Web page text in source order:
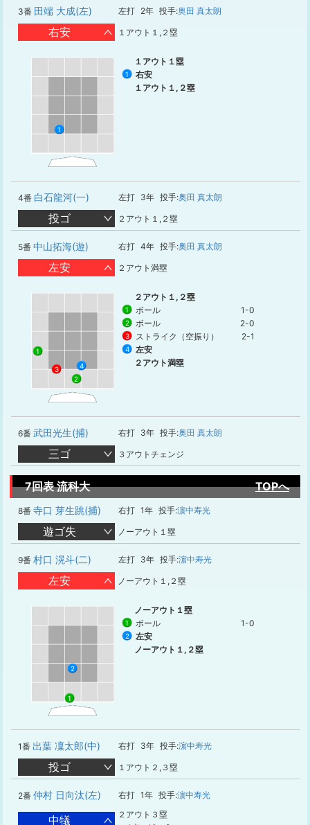
3番 田端 大成(左) 左打 2年 投手:奥田 真太朗
右安 １アウト１,２塁
1
１アウト１塁
1
右安
１アウト１,２塁
4番 白石龍河(一) 左打 3年 投手:奥田 真太朗
投ゴ ２アウト１,２塁
5番 中山拓海(遊) 右打 4年 投手:奥田 真太朗
左安 ２アウト満塁
1
2
3 4
２アウト１,２塁
1 ボール 1-0
2 ボール 2-0
3 ストライク（空振り） 2-1
4
左安
２アウト満塁
6番 武田光生(捕) 右打 3年 投手:奥田 真太朗
三ゴ ３アウトチェンジ
7回表 流科大 TOPへ
8番 寺口 芽生跳(捕) 右打 1年 投手:濵中寿光
遊ゴ失 ノーアウト１塁
9番 村口 滉斗(二) 左打 3年 投手:濵中寿光
左安 ノーアウト１,２塁
1
2
ノーアウト１塁
1 ボール 1-0
2
左安
ノーアウト１,２塁
1番 出葉 凜太郎(中) 右打 3年 投手:濵中寿光
投ゴ １アウト２,３塁
2番 仲村 日向汰(左) 右打 1年 投手:濵中寿光
中犠
２アウト３塁